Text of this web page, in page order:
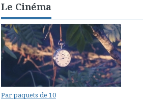
Le Cinéma
Par paquets de 10